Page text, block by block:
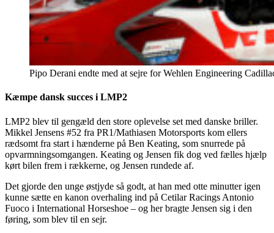
Pipo Derani endte med at sejre for Wehlen Engineering
Kæmpe dansk succes i LMP2
LMP2 blev til gengæld den store oplevelse set med danske briller.
Mikkel Jensens #52 fra PR1/Mathiasen Motorsports kom ellers
rædsomt fra start i hænderne på Ben Keating, som snurrede på
opvarmningsomgangen. Keating og Jensen fik dog ved fælles hjælp
kørt bilen frem i rækkerne, og Jensen rundede af.
Det gjorde den unge østjyde så godt, at han med otte minutter igen
kunne sætte en kanon overhaling ind på Cetilar Racings Antonio
Fuoco i International Horseshoe – og her bragte Jensen sig i den
føring, som blev til en sejr.